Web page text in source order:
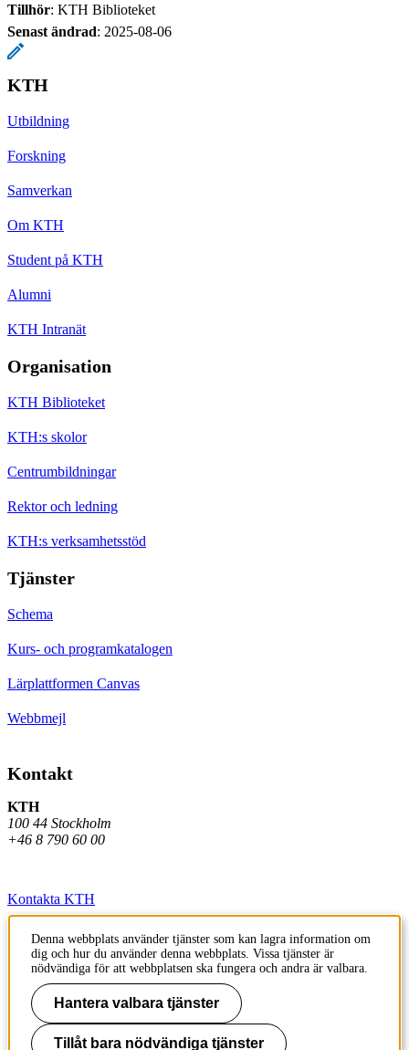
Tillhör: KTH Biblioteket
Senast ändrad: 2025-08-06
KTH
Utbildning
Forskning
Samverkan
Om KTH
Student på KTH
Alumni
KTH Intranät
Organisation
KTH Biblioteket
KTH:s skolor
Centrumbildningar
Rektor och ledning
KTH:s verksamhetsstöd
Tjänster
Schema
Kurs- och programkatalogen
Lärplattformen Canvas
Webbmejl
Kontakt
KTH
100 44 Stockholm
+46 8 790 60 00
Kontakta KTH
Jobba på KTH
Press och media
Faktura och betalning KTH
Om KTH:s webbplatser
Denna webbplats använder tjänster som kan lagra information om
dig och hur du använder denna webbplats. Vissa tjänster är
nödvändiga för att webbplatsen ska fungera och andra är valbara.
Hantera valbara tjänster
Tillåt bara nödvändiga tjänster